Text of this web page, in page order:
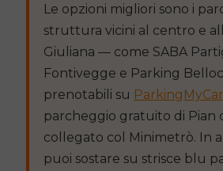
Le opzioni migliori sono i
struttura vicini al centro e
Giuliana — come SABA
Fontivegge e Parking
prenotabili su ParkingMyCar
parcheggio gratuito di Pian
collegato col Minimetrò. In
puoi sostare su strisce blu